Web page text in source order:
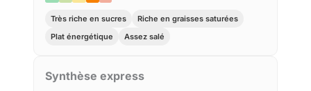
Très riche en sucres
Riche en graisses saturées
Plat énergétique
Assez salé
Synthèse express